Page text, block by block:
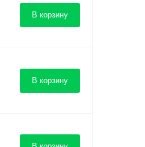
В корзину
В корзину